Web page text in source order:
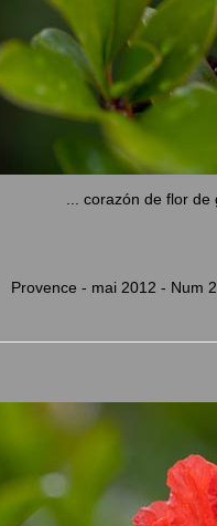
... corazón de flor
Provence - mai 2012 - Num